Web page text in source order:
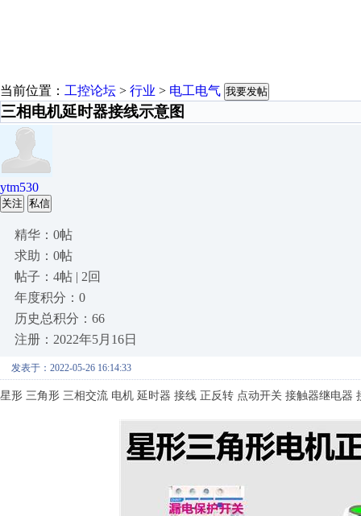
当前位置： 工控论坛 > 行业 > 电工电气 我要发帖
三相电机延时器接线示意图
ytm530
关注 私信
精华：0帖
求助：0帖
帖子：4帖 | 2回
年度积分：0
历史总积分：66
注册：2022年5月16日
发表于：2022-05-26 16:14:33
星形 三角形 三相交流 电机 延时器 接线 正反转 点动开关 接触器继电器